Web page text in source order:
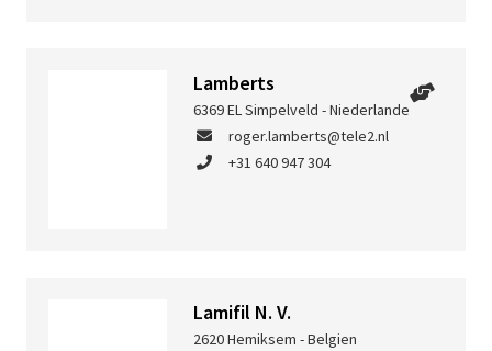
Lamberts
6369 EL Simpelveld - Niederlande
roger.lamberts@tele2.nl
+31 640 947 304
Lamifil N. V.
2620 Hemiksem - Belgien